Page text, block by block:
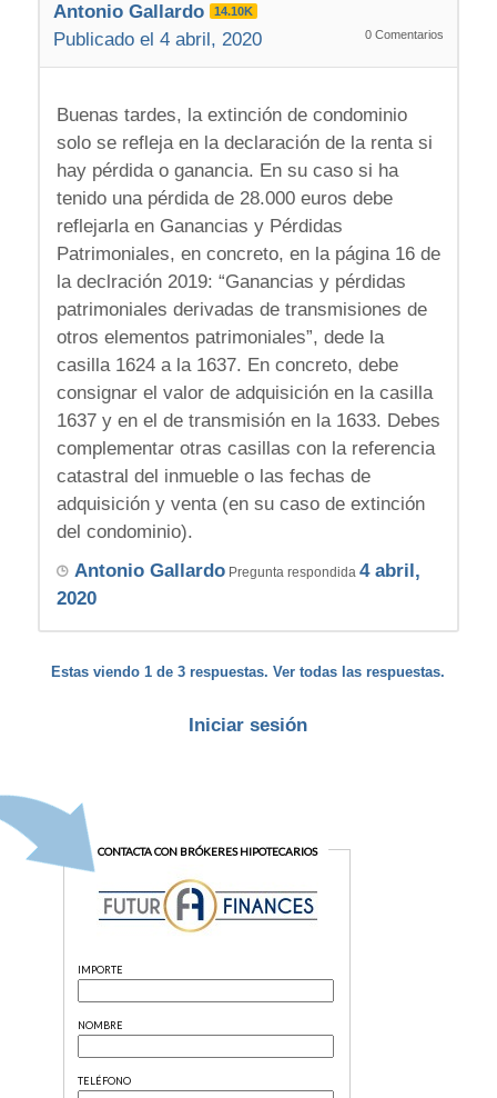
Antonio Gallardo 14.10K
Publicado el 4 abril, 2020 0 Comentarios
Buenas tardes, la extinción de condominio
solo se refleja en la declaración de la renta si
hay pérdida o ganancia. En su caso si ha
tenido una pérdida de 28.000 euros debe
reflejarla en Ganancias y Pérdidas
Patrimoniales, en concreto, en la página 16 de
la declración 2019: “Ganancias y pérdidas
patrimoniales derivadas de transmisiones de
otros elementos patrimoniales”, dede la
casilla 1624 a la 1637. En concreto, debe
consignar el valor de adquisición en la casilla
1637 y en el de transmisión en la 1633. Debes
complementar otras casillas con la referencia
catastral del inmueble o las fechas de
adquisición y venta (en su caso de extinción
del condominio).
Antonio GallardoPregunta respondida 4 abril,
2020
Estas viendo 1 de 3 respuestas. Ver todas las respuestas.
Iniciar sesión